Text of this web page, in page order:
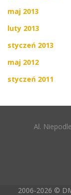
maj 2013
luty 2013
styczeń 2013
maj 2012
styczeń 2011
Al.
2006-2026 ©